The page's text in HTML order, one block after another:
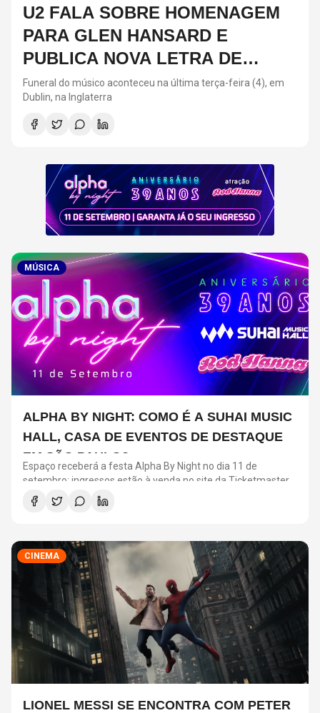
DIA DOS PAIS: ARTISTAS QUE
SEGUIRAM OS PASSOS DOS
PAIS NA MÚSICA
Neste ano, o Dia dos Pais acontece neste domingo (9)
MÚSICA
ALPHA BY NIGHT: COMO É A SUHAI MUSIC
HALL, CASA DE EVENTOS DE DESTAQUE
EM SÃO PAULO?
Espaço receberá a festa Alpha By Night no dia 11 de
setembro; ingressos estão à venda no site da Ticketmaster
Brasil
CINEMA
LIONEL MESSI SE ENCONTRA COM PETER